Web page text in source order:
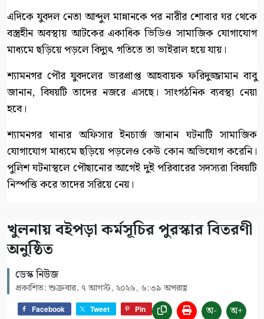
এদিকে যুবদল নেতা আব্দুল মান্নানকে পর নারীর শোবার ঘর থেকে
বস্ত্রহীন অবস্থায় আটকের একাধিক ভিডিও সামাজিক যোগাযোগ
মাধ্যমে ছড়িয়ে পড়লে বিদ্যুৎ গতিতে তা ভাইরাল হয়ে যায়।
শ্যামনগর পৌর যুবদলের ভারপ্রাপ্ত আহবায়ক ফরিদুজ্জামান বাবু
জানান, বিষয়টি তাদের নজরে এসছে। সাংগঠনিক ব্যবস্থা নেয়া
হবে।
শ্যামনগর থানার অফিসার ইনচার্জ জানান ঘটনাটি সামাজিক
যোগাযোগ মাধ্যমে ছড়িয়ে পড়লেও কেউ কোন অভিযোগ করেনি।
পুলিশ ঘটনাস্থলে পৌছানোর আগেই দুই পরিবারের সদস্যরা বিষয়টি
নিস্পত্তি করে তাদের সরিয়ে নেয়।
খুলনায় বইপড়া কর্মসূচির পুরস্কার বিতরণী
অনুষ্ঠিত
ডেস্ক নিউজ
প্রকাশিত: শুক্রবার, ৭ আগস্ট, ২০২৬, ৬:৩৯ অপরাহ্ণ
Facebook Tweet Pin অ- অ+